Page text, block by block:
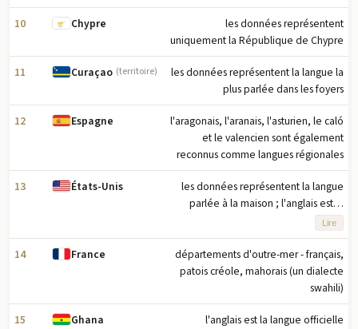
10 Chypre
les données représentent
uniquement la République de Chypre
11 Curaçao (territoire)
les données représentent la langue la
plus parlée dans les foyers
12 Espagne
l'aragonais, l'aranais, l'asturien, le caló
et le valencien sont également
reconnus comme langues régionales
13 États-Unis
les données représentent la langue
parlée à la maison ; l'anglais est la
langue nationale officielle depuis
mars 2025, mais l'anglais avait
auparavant un statut officiel dans 32
des 50 États ; l'hawaïen est une
langue officielle dans l'État d'Hawaï,
et 20 langues autochtones sont
officielles en Alaska
Lire
14 France
départements d'outre-mer - français,
patois créole, mahorais (un dialecte
swahili)
15 Ghana l'anglais est la langue officielle